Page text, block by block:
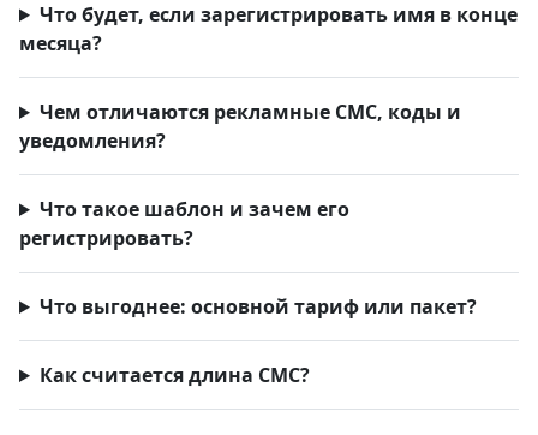
Что будет, если зарегистрировать имя в конце
месяца?
Чем отличаются рекламные СМС, коды и
уведомления?
Что такое шаблон и зачем его
регистрировать?
Что выгоднее: основной тариф или пакет?
Как считается длина СМС?